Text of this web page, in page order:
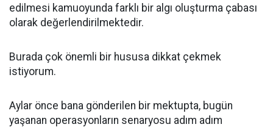
edilmesi kamuoyunda farklı bir algı oluşturma çabası
olarak değerlendirilmektedir.
Burada çok önemli bir hususa dikkat çekmek
istiyorum.
Aylar önce bana gönderilen bir mektupta, bugün
yaşanan operasyonların senaryosu adım adım